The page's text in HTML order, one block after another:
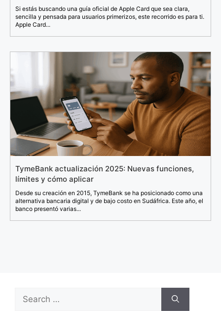
Si estás buscando una guía oficial de Apple Card que sea clara,
sencilla y pensada para usuarios primerizos, este recorrido es para ti.
Apple Card...
TymeBank actualización 2025: Nuevas funciones,
límites y cómo aplicar
Desde su creación en 2015, TymeBank se ha posicionado como una
alternativa bancaria digital y de bajo costo en Sudáfrica. Este año, el
banco presentó varias...
for: